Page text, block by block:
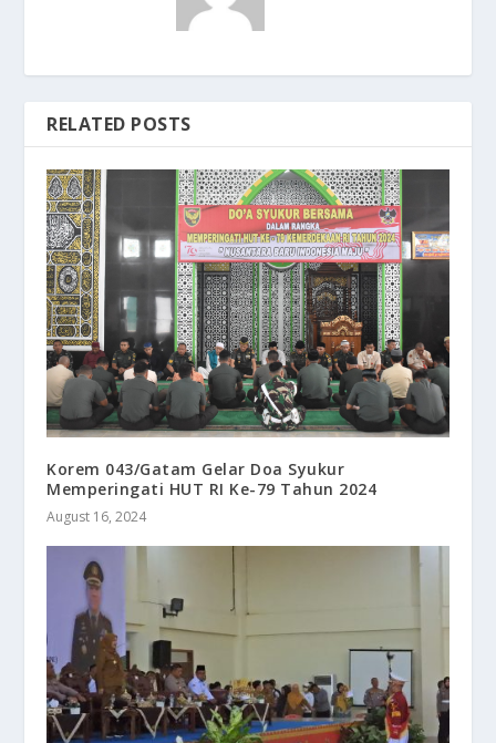
RELATED POSTS
Korem 043/Gatam Gelar Doa Syukur
Memperingati HUT RI Ke-79 Tahun 2024
August 16, 2024